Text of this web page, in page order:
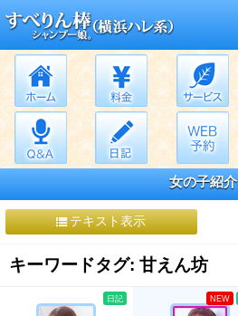
女の子紹介
テキスト表示
キーワードタグ: 甘えん坊
日記 NEW